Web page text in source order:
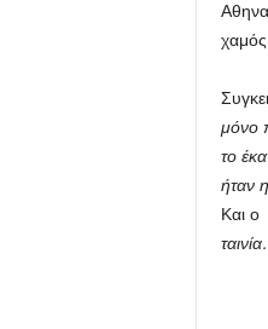
μόνο
το
ήταν
Και ο